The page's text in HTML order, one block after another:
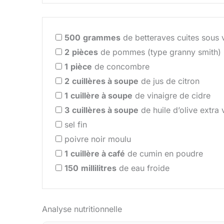
500 grammes de betteraves cuites sous
2 pièces de pommes (type granny smith)
1 pièce de concombre
2 cuillères à soupe de jus de citron
1 cuillère à soupe de vinaigre de cidre
3 cuillères à soupe de huile d’olive extra
sel fin
poivre noir moulu
1 cuillère à café de cumin en poudre
150 millilitres de eau froide
Analyse nutritionnelle